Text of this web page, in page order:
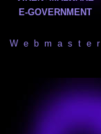
E-GOVERNMENT
W e b m a s t e r